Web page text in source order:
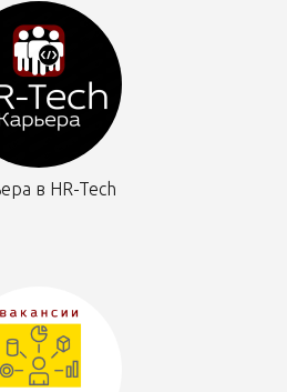
в HR-Tech